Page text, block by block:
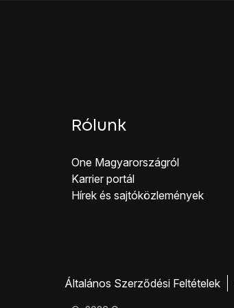
Rólunk
One Magyar országról
Karrier portál
Hírek és sajtóközlemények
Általános Szerződési Feltételek